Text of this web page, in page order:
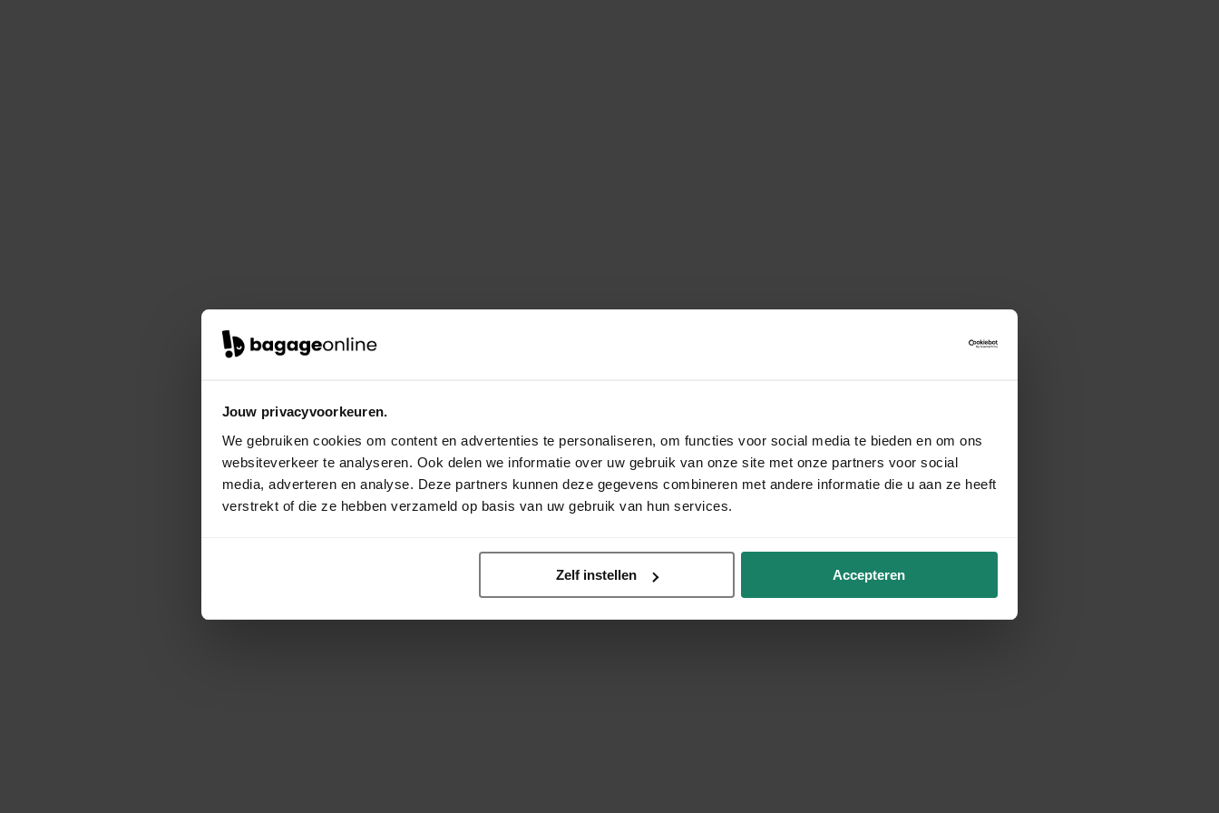
Jouw privacyvoorkeuren.
We gebruiken cookies om content en advertenties te personaliseren, om functies voor social media te bieden en om ons
websiteverkeer te analyseren. Ook delen we informatie over uw gebruik van onze site met onze partners voor social
media, adverteren en analyse. Deze partners kunnen deze gegevens combineren met andere informatie die u aan ze heeft
verstrekt of die ze hebben verzameld op basis van uw gebruik van hun services.
Zelf instellen Accepteren